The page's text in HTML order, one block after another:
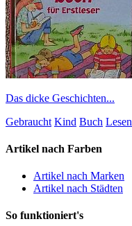
Das dicke Geschichten...
Gebraucht Kind Buch Lesen
Artikel nach Farben
Artikel nach Marken
Artikel nach Städten
So funktioniert's